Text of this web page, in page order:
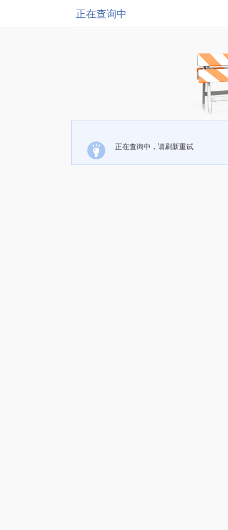
正在查询中
正在查询中，请刷新重试